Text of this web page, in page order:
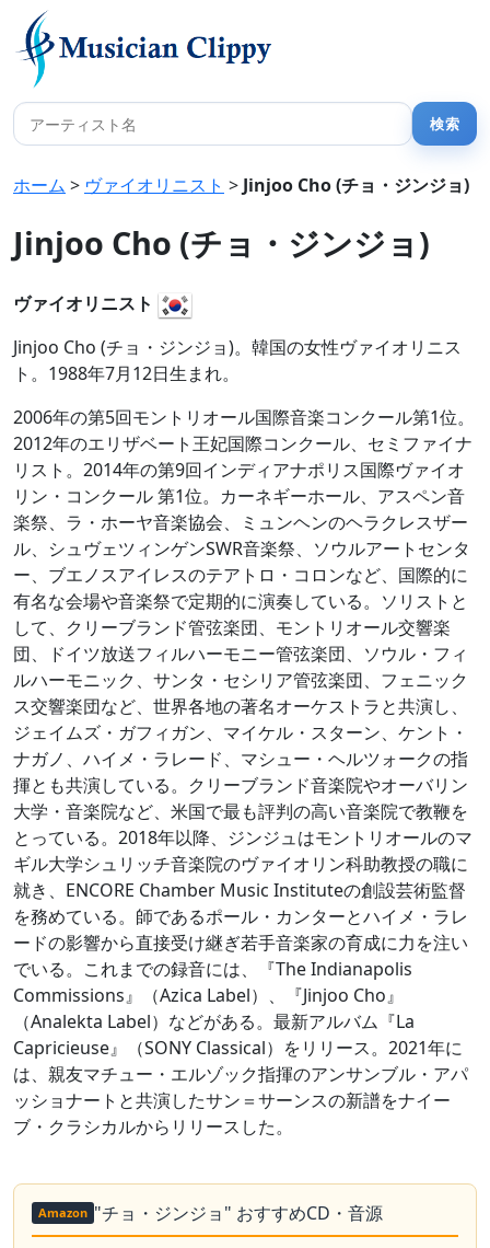
ホーム > ヴァイオリニスト > Jinjoo Cho (チョ・ジンジョ)
Jinjoo Cho (チョ・ジンジョ)
ヴァイオリニスト
Jinjoo Cho (チョ・ジンジョ)。韓国の女性ヴァイオリニス
ト。1988年7月12日生まれ。
2006年の第5回モントリオール国際音楽コンクール第1位。
2012年のエリザベート王妃国際コンクール、セミファイナ
リスト。2014年の第9回インディアナポリス国際ヴァイオ
リン・コンクール 第1位。カーネギーホール、アスペン音
楽祭、ラ・ホーヤ音楽協会、ミュンヘンのヘラクレスザー
ル、シュヴェツィンゲンSWR音楽祭、ソウルアートセンタ
ー、ブエノスアイレスのテアトロ・コロンなど、国際的に
有名な会場や音楽祭で定期的に演奏している。ソリストと
して、クリーブランド管弦楽団、モントリオール交響楽
団、ドイツ放送フィルハーモニー管弦楽団、ソウル・フィ
ルハーモニック、サンタ・セシリア管弦楽団、フェニック
ス交響楽団など、世界各地の著名オーケストラと共演し、
ジェイムズ・ガフィガン、マイケル・スターン、ケント・
ナガノ、ハイメ・ラレード、マシュー・ヘルツォークの指
揮とも共演している。クリーブランド音楽院やオーバリン
大学・音楽院など、米国で最も評判の高い音楽院で教鞭を
とっている。2018年以降、ジンジュはモントリオールのマ
ギル大学シュリッチ音楽院のヴァイオリン科助教授の職に
就き、ENCORE Chamber Music Instituteの創設芸術監督
を務めている。師であるポール・カンターとハイメ・ラレ
ードの影響から直接受け継ぎ若手音楽家の育成に力を注い
でいる。これまでの録音には、『The Indianapolis
Commissions』（Azica Label）、『Jinjoo Cho』
（Analekta Label）などがある。最新アルバム『La
Capricieuse』（SONY Classical）をリリース。2021年に
は、親友マチュー・エルゾック指揮のアンサンブル・アパ
ッショナートと共演したサン＝サーンスの新譜をナイー
ブ・クラシカルからリリースした。
Amazon "チョ・ジンジョ" おすすめCD・音源